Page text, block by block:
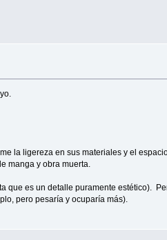
la ligereza en sus materiales y el
manga y obra muerta.
que es un detalle puramente estético).
pero pesaría y ocuparía más).